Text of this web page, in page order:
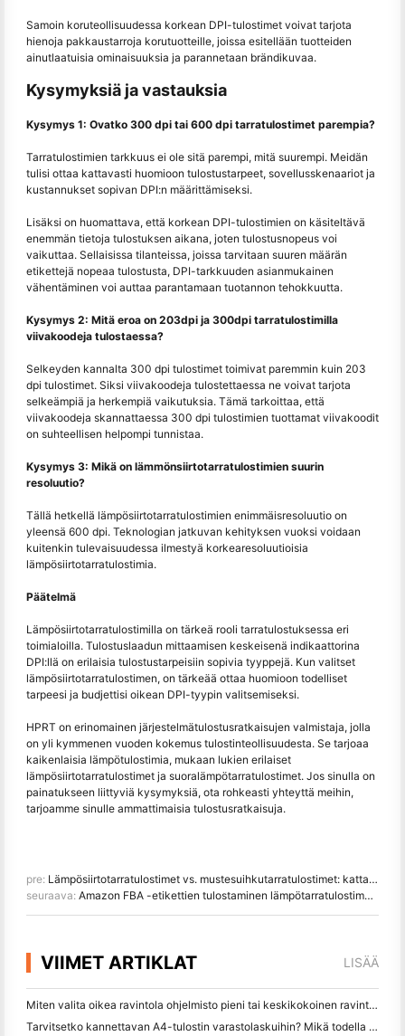
Samoin koruteollisuudessa korkean DPI-tulostimet voivat tarjota
hienoja pakkaustarroja korutuotteille, joissa esitellään tuotteiden
ainutlaatuisia ominaisuuksia ja parannetaan brändikuvaa.
Kysymyksiä ja vastauksia
Kysymys 1: Ovatko 300 dpi tai 600 dpi tarratulostimet parempia?
Tarratulostimien tarkkuus ei ole sitä parempi, mitä suurempi. Meidän
tulisi ottaa kattavasti huomioon tulostustarpeet, sovellusskenaariot ja
kustannukset sopivan DPI:n määrittämiseksi.
Lisäksi on huomattava, että korkean DPI-tulostimien on käsiteltävä
enemmän tietoja tulostuksen aikana, joten tulostusnopeus voi
vaikuttaa. Sellaisissa tilanteissa, joissa tarvitaan suuren määrän
etikettejä nopeaa tulostusta, DPI-tarkkuuden asianmukainen
vähentäminen voi auttaa parantamaan tuotannon tehokkuutta.
Kysymys 2: Mitä eroa on 203dpi ja 300dpi tarratulostimilla
viivakoodeja tulostaessa?
Selkeyden kannalta 300 dpi tulostimet toimivat paremmin kuin 203
dpi tulostimet. Siksi viivakoodeja tulostettaessa ne voivat tarjota
selkeämpiä ja herkempiä vaikutuksia. Tämä tarkoittaa, että
viivakoodeja skannattaessa 300 dpi tulostimien tuottamat viivakoodit
on suhteellisen helpompi tunnistaa.
Kysymys 3: Mikä on lämmönsiirtotarratulostimien suurin
resoluutio?
Tällä hetkellä lämpösiirtotarratulostimien enimmäisresoluutio on
yleensä 600 dpi. Teknologian jatkuvan kehityksen vuoksi voidaan
kuitenkin tulevaisuudessa ilmestyä korkearesoluutioisia
lämpösiirtotarratulostimia.
Päätelmä
Lämpösiirtotarratulostimilla on tärkeä rooli tarratulostuksessa eri
toimialoilla. Tulostuslaadun mittaamisen keskeisenä indikaattorina
DPI:llä on erilaisia tulostustarpeisiin sopivia tyyppejä. Kun valitset
lämpösiirtotarratulostimen, on tärkeää ottaa huomioon todelliset
tarpeesi ja budjettisi oikean DPI-tyypin valitsemiseksi.
HPRT on erinomainen järjestelmätulostusratkaisujen valmistaja, jolla
on yli kymmenen vuoden kokemus tulostinteollisuudesta. Se tarjoaa
kaikenlaisia lämpötulostimia, mukaan lukien erilaiset
lämpösiirtotarratulostimet ja suoralämpötarratulostimet. Jos sinulla on
painatukseen liittyviä kysymyksiä, ota rohkeasti yhteyttä meihin,
tarjoamme sinulle ammattimaisia tulostusratkaisuja.
pre: Lämpösiirtotarratulostimet vs. mustesuihkutarratulostimet: kattava vertailuopas
seuraava: Amazon FBA -etikettien tulostaminen lämpötarratulostimella
VIIMET ARTIKLAT LISÄÄ
Miten valita oikea ravintola ohjelmisto pieni tai keskikokoinen ravintola
Tarvitsetko kannettavan A4-tulostin varastolaskuihin? Mikä todella toimii